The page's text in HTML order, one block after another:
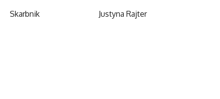
Skarbnik Justyna Rajter